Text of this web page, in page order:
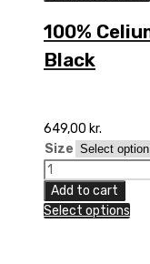
100%
Black
649,00 kr.
Size
100%
Celium
Short
Add to cart
Select options